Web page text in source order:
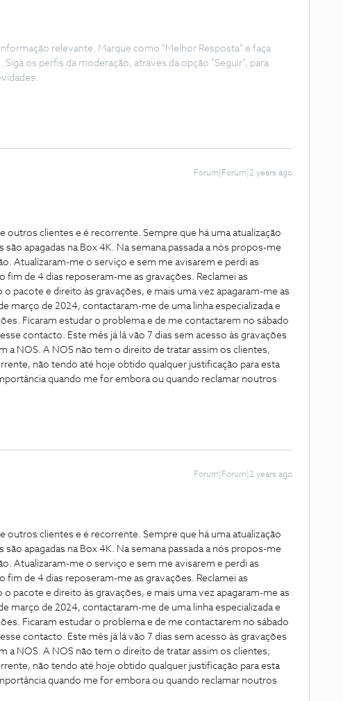
relevante. Marque como "Melhor Resposta" e faça
os perfis da moderação, através da opção "Seguir", para
Forum|Forum|2 years ago
outros clientes e é recorrente. Sempre que há uma atualização
são apagadas na Box 4K. Na semana passada a nós propos-me
Atualizaram-me o serviço e sem me avisarem e perdi as
fim de 4 dias reposeram-me as gravações. Reclamei as
pacote e direito às gravações, e mais uma vez apagaram-me as
março de 2024, contactaram-me de uma linha especializada e
Ficaram estudar o problema e de me contactarem no sábado
contacto. Este mês já lá vão 7 dias sem acesso às gravações
a NOS. A NOS não tem o direito de tratar assim os clientes,
não tendo até hoje obtido qualquer justificação para esta
quando me for embora ou quando reclamar noutros
Forum|Forum|2 years ago
outros clientes e é recorrente. Sempre que há uma atualização
são apagadas na Box 4K. Na semana passada a nós propos-me
Atualizaram-me o serviço e sem me avisarem e perdi as
fim de 4 dias reposeram-me as gravações. Reclamei as
pacote e direito às gravações, e mais uma vez apagaram-me as
março de 2024, contactaram-me de uma linha especializada e
Ficaram estudar o problema e de me contactarem no sábado
contacto. Este mês já lá vão 7 dias sem acesso às gravações
a NOS. A NOS não tem o direito de tratar assim os clientes,
não tendo até hoje obtido qualquer justificação para esta
quando me for embora ou quando reclamar noutros